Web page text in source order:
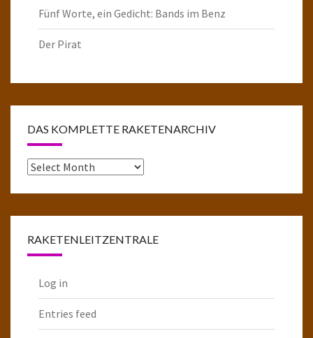
Fünf Worte, ein Gedicht: Bands im Benz
Der Pirat
DAS KOMPLETTE RAKETENARCHIV
Das
RAKETENLEITZENTRALE
Log in
Entries feed